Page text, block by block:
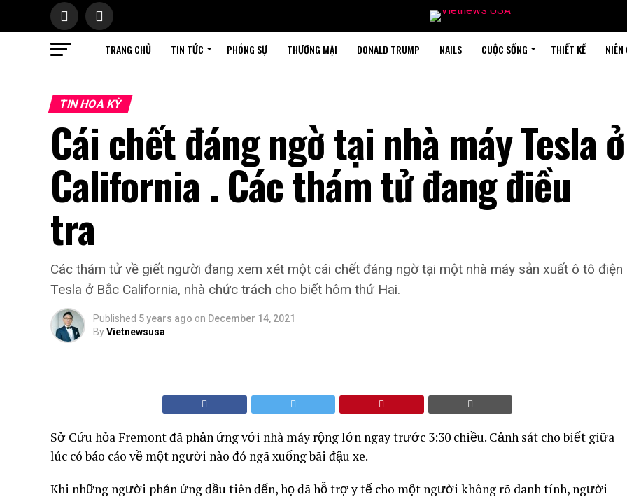
TRANG CHỦ TIN TỨC PHÓNG SỰ THƯƠNG MẠI DONALD TRUMP NAILS CUỘC SỐNG THIẾT KẾ NIÊN
TIN HOA KỲ
Cái chết đáng ngờ tại nhà máy Tesla ở
California . Các thám tử đang điều
tra
Các thám tử về giết người đang xem xét một cái chết đáng ngờ tại một nhà máy sản xuất ô tô điện
Tesla ở Bắc California, nhà chức trách cho biết hôm thứ Hai.
Published 5 years ago on December 14, 2021
ByVietnewsusa
Sở Cứu hỏa Fremont đã phản ứng với nhà máy rộng lớn ngay trước 3:30 chiều. Cảnh sát cho biết giữa
lúc có báo cáo về một người nào đó ngã xuống bãi đậu xe.
Khi những người phản ứng đầu tiên đến, họ đã hỗ trợ y tế cho một người không rõ danh tính, người